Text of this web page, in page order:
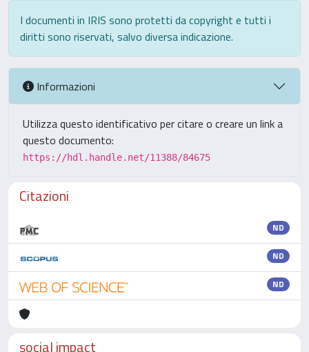
I documenti in IRIS sono protetti da copyright e tutti i
diritti sono riservati, salvo diversa indicazione.
Informazioni
Utilizza questo identificativo per citare o creare un link a
questo documento:
https://hdl.handle.net/11388/84675
Citazioni
ND
ND
ND
social impact